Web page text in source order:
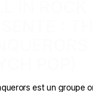
est un groupe